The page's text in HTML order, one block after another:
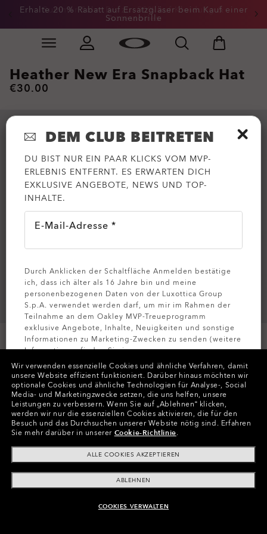
Skip to
Summer-Sale: Bis zu -50% auf Kleidung &
Accessoires
Erhalte 20 % Rabatt auf Ersatzgläser beim Kauf einer
Sonnenbrille
Slide 3 of 3. Erhalte 20 % Rabatt auf Ersatzgläser
ONLINE NICHT VERFÜGBAR, ÄHNLICHE
Heather New Era Snapback Hat
€30.00
EIGENSCHAFTEN
HYDROLIX™
Dank der Feuchtigkeitsaufnahme, -ableitung und
beschleunigten Trocknungszeit hast du einen großen
Tragekomfort und bist vor Hitze und Feuchtigkeit gut
Feuchtigkeitsmanagementsystem ist immer im Einsatz,
Wir verwenden essenzielle Cookies und ähnliche Verfahren, damit
unsere Website effizient funktioniert. Darüber hinaus möchten wir
optionale Cookies und ähnliche Technologien für Analyse-, Social
Media- und Marketingzwecke setzen, die uns helfen, unsere
Leistungen zu verbessern. Wenn Sie auf „Ablehnen“ klicken,
werden wir nur die essenziellen Cookies aktivieren, die für den
Besuch und das Durchsuchen unserer Website nötig sind. Erfahren
Sie mehr darüber in unserer Cookie-Richtlinie.
ALLE COOKIES AKZEPTIEREN
ABLEHNEN
COOKIES VERWALTEN
DEM CLUB BEITRETEN
DU BIST NUR EIN PAAR KLICKS VOM MVP-
ERLEBNIS ENTFERNT. ES ERWARTEN DICH
EXKLUSIVE ANGEBOTE, NEWS UND TOP-
INHALTE.
E-Mail-Adresse *
Durch Anklicken der Schaltfläche Anmelden bestätige
ich, dass ich älter als 16 Jahre bin und meine
personenbezogenen Daten von der Luxottica Group
S.p.A. verwendet werden darf, um mir im Rahmen der
Teilnahme an dem Oakley MVP-Treueprogramm
exklusive Angebote, Inhalte, Neuigkeiten und sonstige
Informationen zu Marketing-Zwecken zu senden (weitere
Informationen finden Sie in unserer
Datenschutzbestimmungen ).
MELDEN SIE